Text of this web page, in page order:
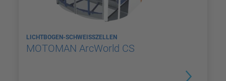
LICHTBOGEN-SCHWEISSZELLEN
MOTOMAN ArcWorld CS